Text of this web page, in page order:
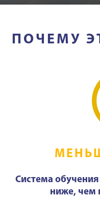
ПОЧЕМУ
Система
ниже, чем